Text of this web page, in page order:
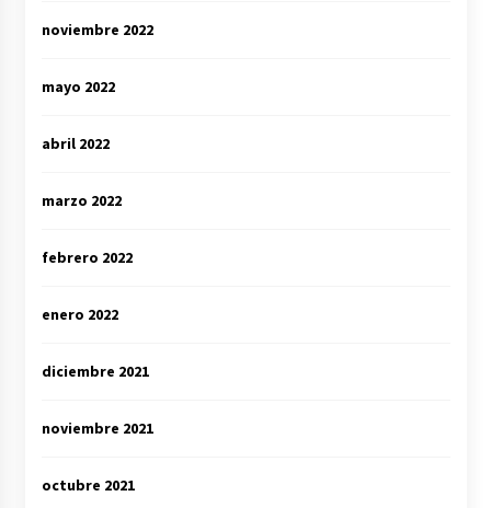
noviembre 2022
mayo 2022
abril 2022
marzo 2022
febrero 2022
enero 2022
diciembre 2021
noviembre 2021
octubre 2021